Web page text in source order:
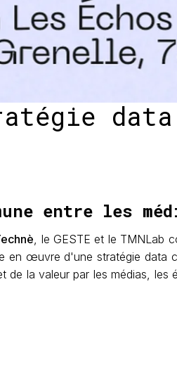
entre les
, le GESTE et le TMNLab
œuvre d'une stratégie data
la valeur par les médias, les